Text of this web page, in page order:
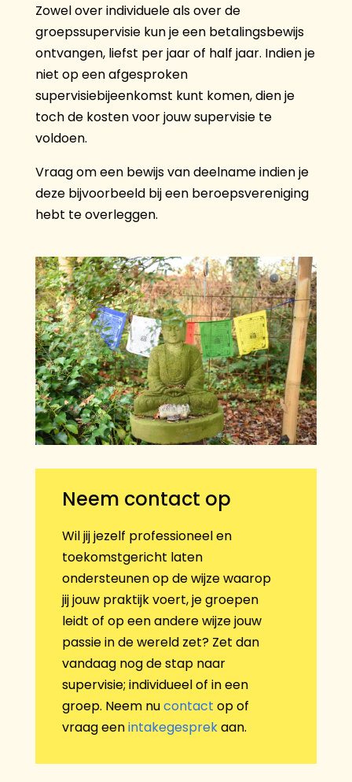
Zowel over individuele als over de
groepssupervisie kun je een betalingsbewijs
ontvangen, liefst per jaar of half jaar. Indien je
niet op een afgesproken
supervisiebijeenkomst kunt komen, dien je
toch de kosten voor jouw supervisie te
voldoen.
Vraag om een bewijs van deelname indien je
deze bijvoorbeeld bij een beroepsvereniging
hebt te overleggen.
Neem contact op
Wil jij jezelf professioneel en
toekomstgericht laten
ondersteunen op de wijze waarop
jij jouw praktijk voert, je groepen
leidt of op een andere wijze jouw
passie in de wereld zet? Zet dan
vandaag nog de stap naar
supervisie; individueel of in een
groep. Neem nucontact op of
vraag eenintakegesprekaan.